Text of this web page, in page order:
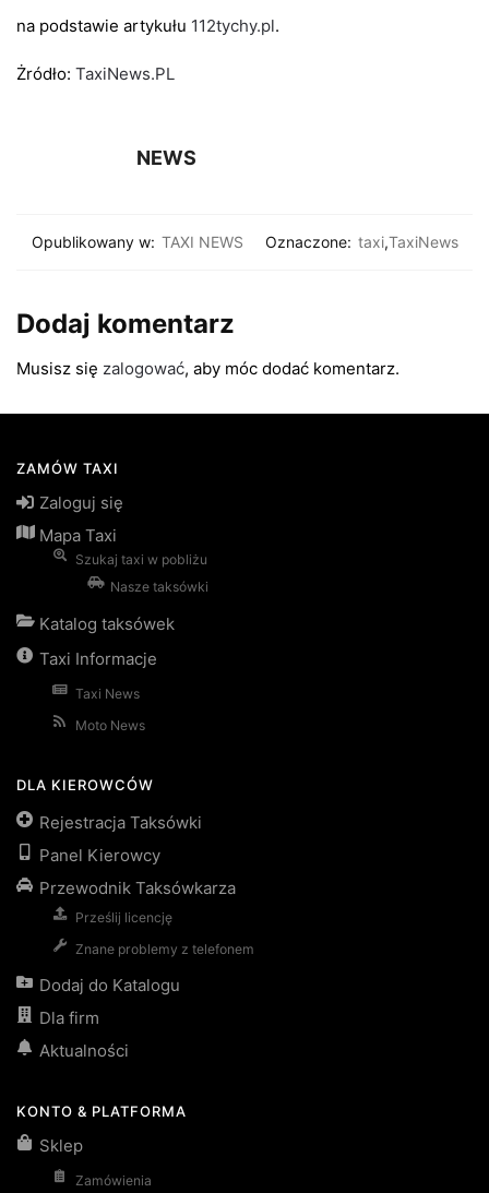
na podstawie artykułu 112tychy.pl.
Żródło: TaxiNews.PL
NEWS
Opublikowany w: TAXI NEWS Oznaczone: taxi,TaxiNews
Dodaj komentarz
Musisz się zalogować, aby móc dodać komentarz.
ZAMÓW TAXI
Zaloguj się
Mapa Taxi
Szukaj taxi w pobliżu
Nasze taksówki
Katalog taksówek
Taxi Informacje
Taxi News
Moto News
DLA KIEROWCÓW
Rejestracja Taksówki
Panel Kierowcy
Przewodnik Taksówkarza
Prześlij licencję
Znane problemy z telefonem
Dodaj do Katalogu
Dla firm
Aktualności
KONTO & PLATFORMA
Sklep
Zamówienia